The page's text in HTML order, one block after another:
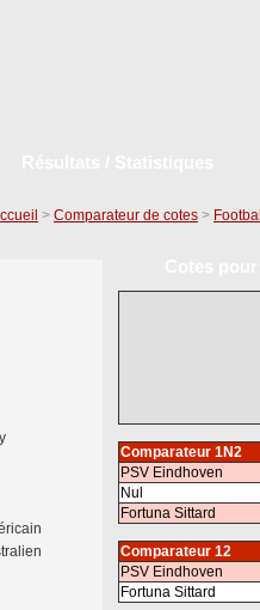
> Comparateur de cotes > Football
Comparateur 1N2
PSV Eindhoven
Nul
Fortuna Sittard
Comparateur 12
PSV Eindhoven
Fortuna Sittard